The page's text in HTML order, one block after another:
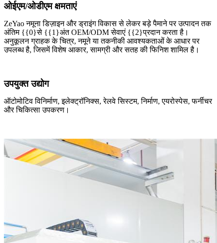
ओईएम/ओडीएम क्षमताएं
ZeYao नमूना डिज़ाइन और ड्राइंग विकास से लेकर बड़े पैमाने पर उत्पादन तक
अंतिम {{0}से {{1}अंत OEM/ODM सेवाएं {{2}प्रदान करता है।
अनुकूलन ग्राहक के चित्र, नमूने या तकनीकी आवश्यकताओं के आधार पर
उपलब्ध है, जिसमें विशेष आकार, सामग्री और सतह की फिनिश शामिल है।
उपयुक्त उद्योग
ऑटोमोटिव विनिर्माण, इलेक्ट्रॉनिक्स, रेलवे सिस्टम, निर्माण, एयरोस्पेस, फर्नीचर
और चिकित्सा उपकरण।